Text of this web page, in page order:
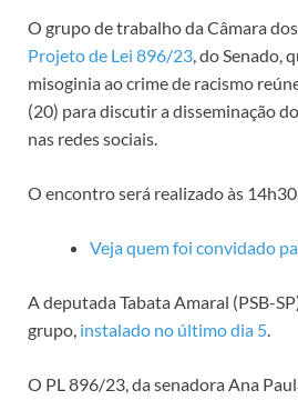
O grupo de trabalho da Câmara
Projeto de Lei 896/23, do Senado,
misoginia ao crime de racismo
(20) para discutir a disseminação
nas redes sociais.
O encontro será realizado às
Veja quem foi convidado
A deputada Tabata Amaral (PSB-
grupo, instalado no último dia 5.
O PL 896/23, da senadora Ana